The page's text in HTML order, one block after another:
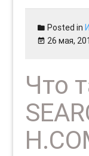
Posted in
26 мая,
Что